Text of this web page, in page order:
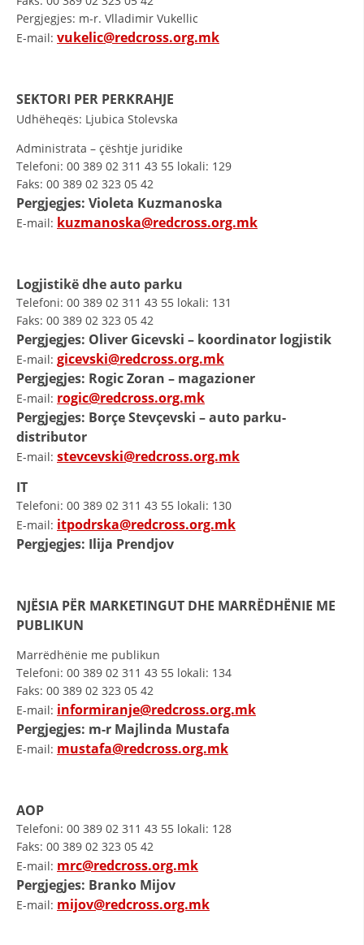
Pergjegjes: m-r. Vlladimir Vukellic
E-mail: vukelic@redcross.org.mk
SEKTORI PER PERKRAHJE
Udhëheqës: Ljubica Stolevska
Administrata – çështje juridike
Telefoni: 00 389 02 311 43 55 lokali: 129
Faks: 00 389 02 323 05 42
Pergjegjes: Violeta Kuzmanoska
E-mail: kuzmanoska@redcross.org.mk
Logjistikë dhe auto parku
Telefoni: 00 389 02 311 43 55 lokali: 131
Faks: 00 389 02 323 05 42
Pergjegjes: Oliver Gicevski – koordinator logjistik
E-mail: gicevski@redcross.org.mk
Pergjegjes: Rogic Zoran – magazioner
E-mail: rogic@redcross.org.mk
Pergjegjes: Borçe Stevçevski – auto parku-
distributor
E-mail: stevcevski@redcross.org.mk
IT
Telefoni: 00 389 02 311 43 55 lokali: 130
E-mail: itpodrska@redcross.org.mk
Pergjegjes: Ilija Prendjov
NJËSIA PËR MARKETINGUT DHE MARRËDHËNIE ME
PUBLIKUN
Marrëdhënie me publikun
Telefoni: 00 389 02 311 43 55 lokali: 134
Faks: 00 389 02 323 05 42
E-mail: informiranje@redcross.org.mk
Pergjegjes: m-r Majlinda Mustafa
E-mail: mustafa@redcross.org.mk
AOP
Telefoni: 00 389 02 311 43 55 lokali: 128
Faks: 00 389 02 323 05 42
E-mail: mrc@redcross.org.mk
Pergjegjes: Branko Mijov
E-mail: mijov@redcross.org.mk